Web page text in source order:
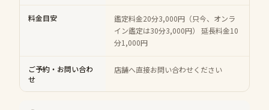
料金目安
鑑定料金20分3,000円（只今、オンラ
イン鑑定は30分3,000円） 延長料金10
分1,000円
ご予約・お問い合わ
せ
店舗へ直接お問い合わせください